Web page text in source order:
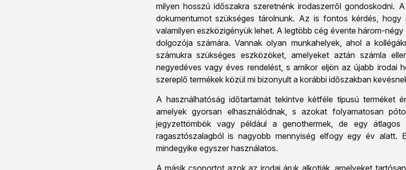
milyen hosszú időszakra szeretnénk irodaszerről gondoskodni.
dokumentumot szükséges tárolnunk. Az is fontos kérdés,
valamilyen eszközigényük lehet. A legtöbb cég évente három-
dolgozója számára. Vannak olyan munkahelyek, ahol a
számukra szükséges eszközöket, amelyeket aztán számla
negyedéves vagy éves rendelést, s amikor eljön az újabb irodai
szereplő termékek közül mi bizonyult a korábbi időszakban
A használhatóság időtartamát tekintve kétféle típusú terméket
amelyek gyorsan elhasználódnak, s azokat folyamatosan
jegyzettömbök vagy például a genothermek, de egy
ragasztószalagból is nagyobb mennyiség elfogy egy év alatt.
mindegyike egyszer használatos.